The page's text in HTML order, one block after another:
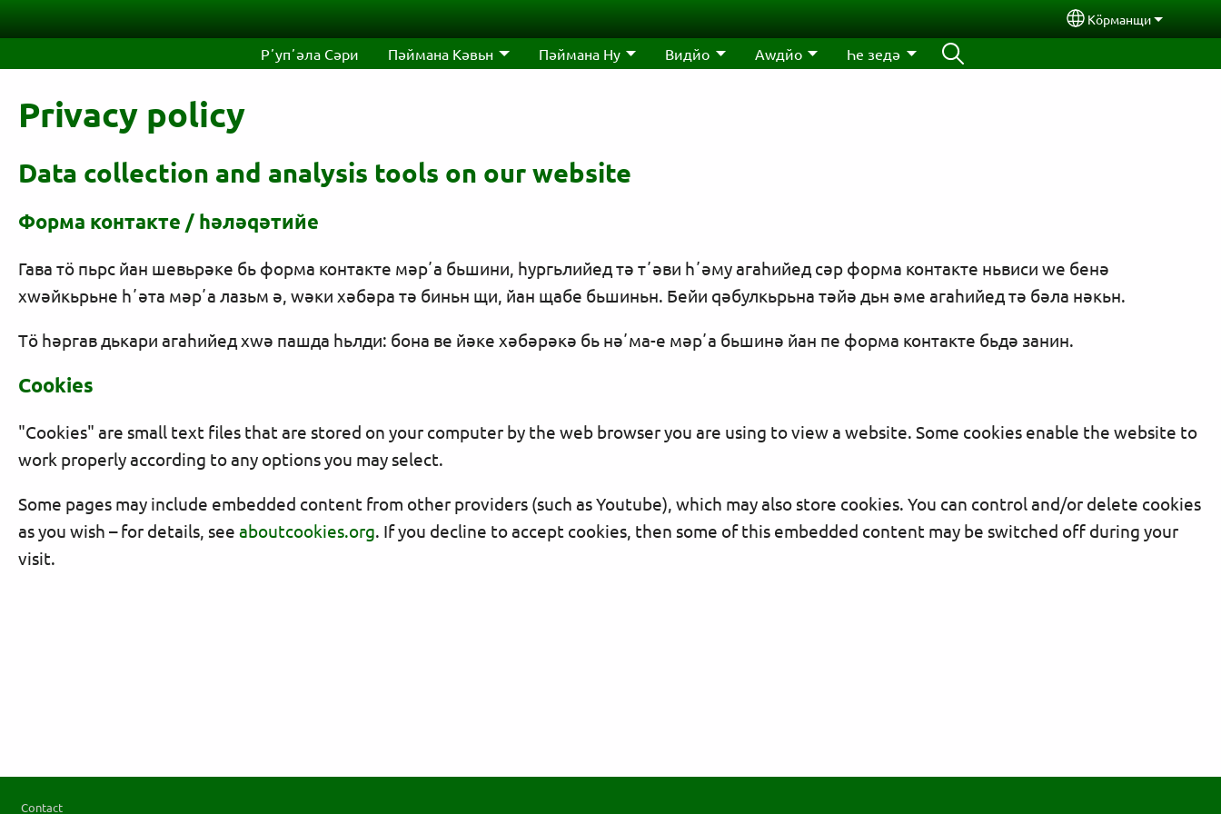
Select your language
Кӧрманщи
Рʼупʼәла Сәри Пәймана Кәвьн Пәймана Ну Видйо Аwдйо Һе зедә
Privacy policy
Data collection and analysis tools on our website
Форма контакте / һәләqәтийе
Гава тö пьрс йан шевьрәке бь форма контакте мәрʼа бьшини, һургьлийед тә тʼәви һʼәму агаһийед сәр форма контакте ньвиси wе бенә
хwәйкьрьне һʼәта мәрʼа лазьм ә, wәки хәбәра тә биньн щи, йан щабе бьшиньн. Бейи qәбулкьрьна тәйә дьн әме агаһийед тә бәла нәкьн.
Тö һәргав дькари агаһийед хwә пашда һьлди: бона ве йәке хәбәрәкә бь нәʼма-е мәрʼа бьшинә йан пе форма контакте бьдә занин.
Cookies
"Cookies" are small text files that are stored on your computer by the web browser you are using to view a website. Some cookies enable the website to
work properly according to any options you may select.
Some pages may include embedded content from other providers (such as Youtube), which may also store cookies. You can control and/or delete cookies
as you wish – for details, see aboutcookies.org. If you decline to accept cookies, then some of this embedded content may be switched off during your
visit.
Contact